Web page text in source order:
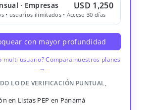
· Empresas USD 1,250
• usuarios ilimitados • Acceso 30 días
con mayor profundidad
multi usuario? Compara nuestros planes
→
LO DE VERIFICACIÓN PUNTUAL,
en Listas PEP en Panamá